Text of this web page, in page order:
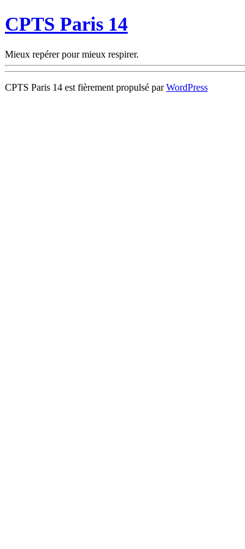
CPTS Paris 14
Mieux repérer pour mieux respirer.
CPTS Paris 14 est fièrement propulsé parWordPress